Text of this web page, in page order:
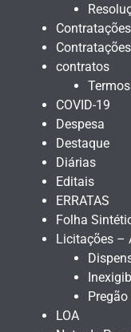
contratos
COVID-19
Despesa
Destaque
Diárias
Editais
ERRATAS
Folha
Licitações –
LOA